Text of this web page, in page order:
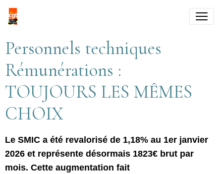
Personnels techniques
Rémunérations :
TOUJOURS LES MÊMES
CHOIX
Le SMIC a été revalorisé de 1,18% au 1er janvier
2026 et représente désormais 1823€ brut par
mois. Cette augmentation fait